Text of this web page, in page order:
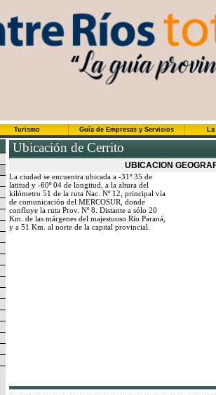
Turismo Guía de Empresas y Servicios
Ubicación de Cerrito
UBICACION
La ciudad se encuentra ubicada a -31º 35 de
latitud y -60º 04 de longitud, a la altura del
kilómetro 51 de la ruta Nac. Nº 12, principal vía
de comunicación del MERCOSUR, donde
confluye la ruta Prov. Nº 8. Distante a sólo 20
Km. de las márgenes del majestuoso Río Paraná,
y a 51 Km. al norte de la capital provincial.